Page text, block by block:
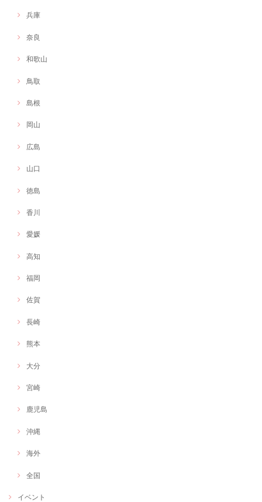
兵庫
奈良
和歌山
鳥取
島根
岡山
広島
山口
徳島
香川
愛媛
高知
福岡
佐賀
長崎
熊本
大分
宮崎
鹿児島
沖縄
海外
全国
イベント